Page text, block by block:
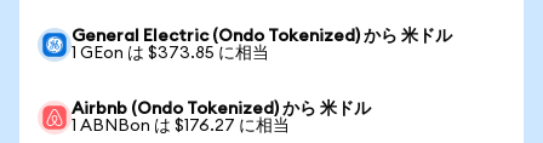
General Electric (Ondo Tokenized) から 米ドル
1 GEon は $373.85 に相当
Airbnb (Ondo Tokenized) から 米ドル
1 ABNBon は $176.27 に相当